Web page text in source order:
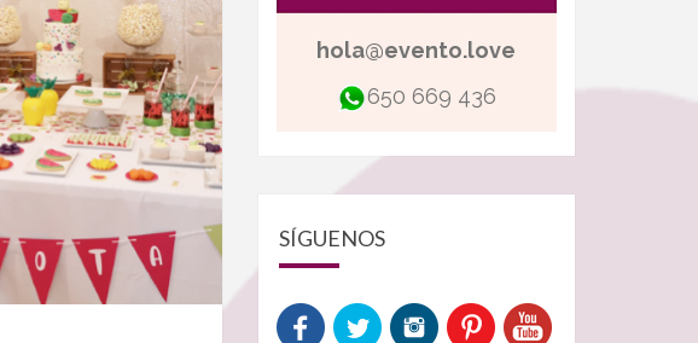
hola@evento.love
650 669 436
SÍGUENOS